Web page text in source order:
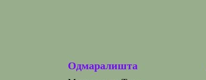
Одмаралишта